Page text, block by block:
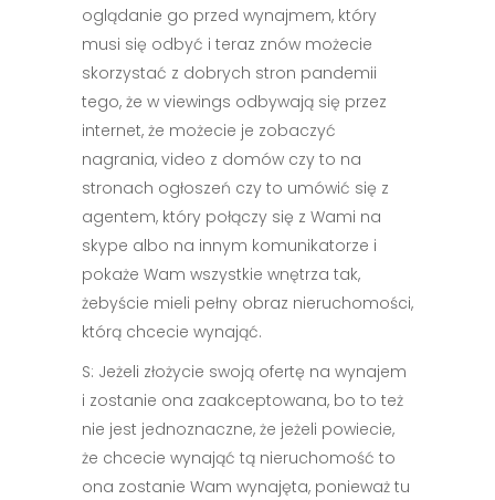
oglądanie go przed wynajmem, który
musi się odbyć i teraz znów możecie
skorzystać z dobrych stron pandemii
tego, że w viewings odbywają się przez
internet, że możecie je zobaczyć
nagrania, video z domów czy to na
stronach ogłoszeń czy to umówić się z
agentem, który połączy się z Wami na
skype albo na innym komunikatorze i
pokaże Wam wszystkie wnętrza tak,
żebyście mieli pełny obraz nieruchomości,
którą chcecie wynająć.
S: Jeżeli złożycie swoją ofertę na wynajem
i zostanie ona zaakceptowana, bo to też
nie jest jednoznaczne, że jeżeli powiecie,
że chcecie wynająć tą nieruchomość to
ona zostanie Wam wynajęta, ponieważ tu